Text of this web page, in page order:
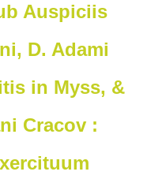
Auspiciis
D. Adami
in Myss, &
Cracov :